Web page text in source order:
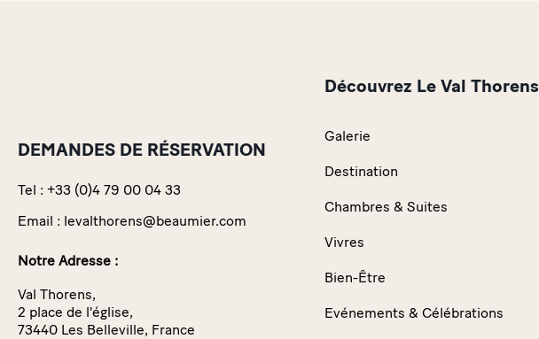
DEMANDES DE RÉSERVATION
Tel : +33 (0)4 79 00 04 33
Email : levalthorens@beaumier.com
Notre Adresse :
Val Thorens,
2 place de l'église,
73440 Les Belleville, France
Découvrez Le Val Thorens
Galerie
Destination
Chambres & Suites
Vivres
Bien-Être
Evénements & Célébrations